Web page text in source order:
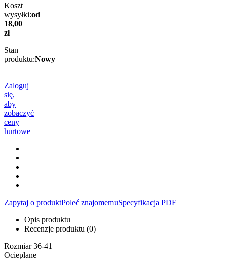
Koszt
wysyłki:od
18,00
zł
Stan
produktu:Nowy
Zaloguj
się,
aby
zobaczyć
ceny
hurtowe
Zapytaj o produktPoleć znajomemuSpecyfikacja PDF
Opis produktu
Recenzje produktu (0)
Rozmiar 36-41
Ocieplane